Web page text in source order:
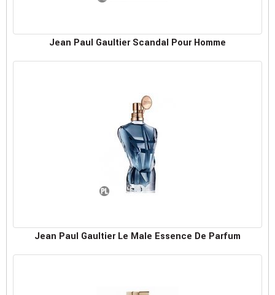
Jean Paul Gaultier Scandal Pour Homme
Jean Paul Gaultier Le Male Essence De Parfum